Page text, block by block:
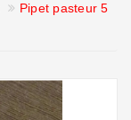
Pipet pasteur 5